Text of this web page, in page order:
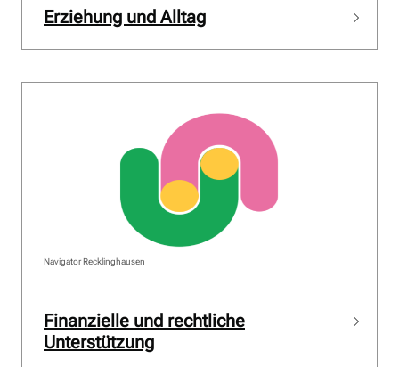
Erziehung und Alltag
Finanzielle und rechtliche
Unterstützung
Navigator Recklinghausen